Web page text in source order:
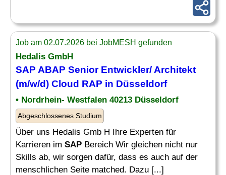
Job am 02.07.2026 bei JobMESH gefunden
Hedalis GmbH
SAP ABAP Senior Entwickler/ Architekt
(m/w/d) Cloud RAP in Düsseldorf
• Nordrhein- Westfalen 40213 Düsseldorf
Abgeschlossenes Studium
Über uns Hedalis Gmb H Ihre Experten für
Karrieren im SAP Bereich Wir gleichen nicht nur
Skills ab, wir sorgen dafür, dass es auch auf der
menschlichen Seite matched. Dazu [...]